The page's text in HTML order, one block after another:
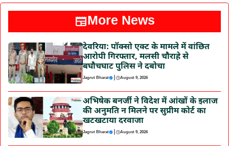
More News
देवरिया: पॉक्सो एक्ट के मामले में वांछित
आरोपी गिरफ्तार, मलसी चौराहे से
बघौचघाट पुलिस ने दबोचा
Jagrut Bharat | August 9, 2026
अभिषेक बनर्जी ने विदेश में आंखों के इलाज
की अनुमति न मिलने पर सुप्रीम कोर्ट का
खटखटाया दरवाजा
Jagrut Bharat | August 9, 2026